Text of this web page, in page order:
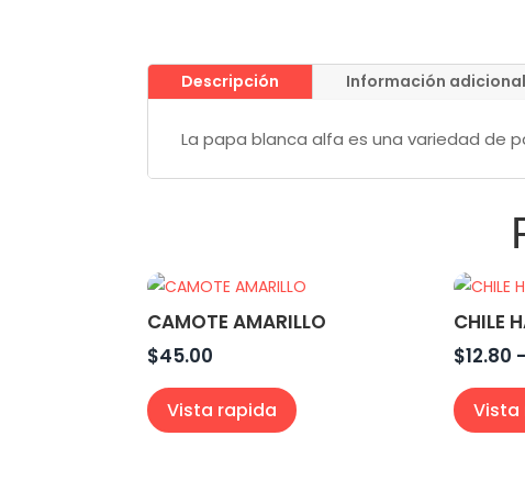
Descripción Información adicional
La papa blanca alfa es una variedad de
CAMOTE AMARILLO
$45.00
Vista rapida
CHILE
$12.80 -
Vista